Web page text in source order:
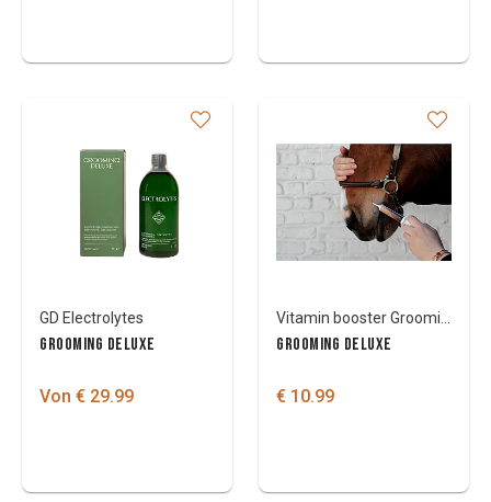
GD Electrolytes
GROOMING DELUXE
Von € 29.99
GROOMING DELUXE
€ 10.99